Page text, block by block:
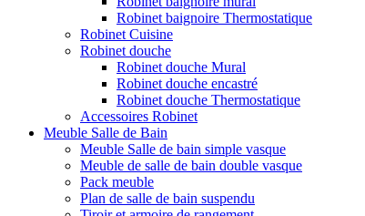
Robinet baignoire Thermostatique
Robinet Cuisine
Robinet douche
Robinet douche Mural
Robinet douche encastré
Robinet douche Thermostatique
Accessoires Robinet
Meuble Salle de Bain
Meuble Salle de bain simple vasque
Meuble de salle de bain double vasque
Pack meuble
Plan de salle de bain suspendu